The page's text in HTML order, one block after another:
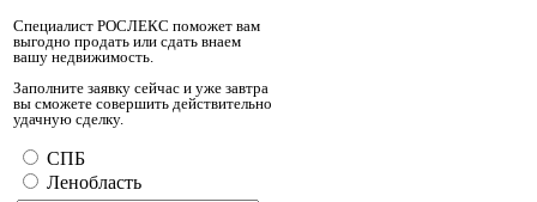
Специалист РОСЛЕКС поможет вам
выгодно продать или сдать внаем
вашу недвижимость.
Заполните заявку сейчас и уже завтра
вы сможете совершить действительно
удачную сделку.
СПБ
Ленобласть